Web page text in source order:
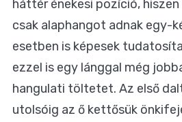
háttér énekesi pozíció, hiszen
csak alaphangot adnak egy-
esetben is képesek
ezzel is egy lánggal még
hangulati töltetet. Az első
utolsóig az ő kettősük